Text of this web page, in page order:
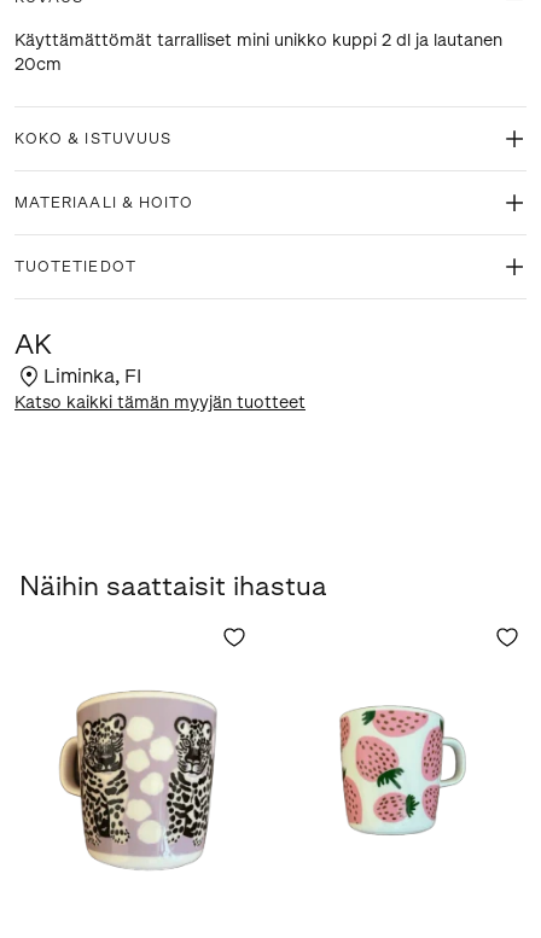
Käyttämättömät tarralliset mini unikko kuppi 2 dl ja lautanen
20cm
KOKO & ISTUVUUS
MATERIAALI & HOITO
TUOTETIEDOT
AK
Liminka, FI
Katso kaikki tämän myyjän tuotteet
Näihin saattaisit ihastua